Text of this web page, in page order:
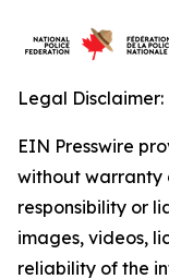
Legal Disclaimer:
EIN Presswire
without warranty
responsibility or
images, videos,
reliability of the